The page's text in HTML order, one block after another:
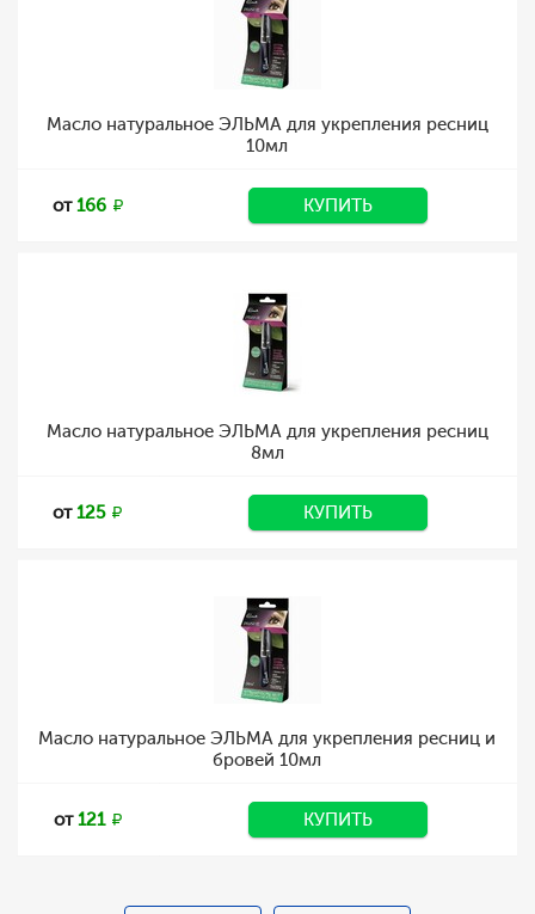
Масло натуральное ЭЛЬМА для укрепления ресниц
10мл
от166 КУПИТЬ
Масло натуральное ЭЛЬМА для укрепления ресниц
8мл
от125 КУПИТЬ
Масло натуральное ЭЛЬМА для укрепления ресниц и
бровей 10мл
от121 КУПИТЬ